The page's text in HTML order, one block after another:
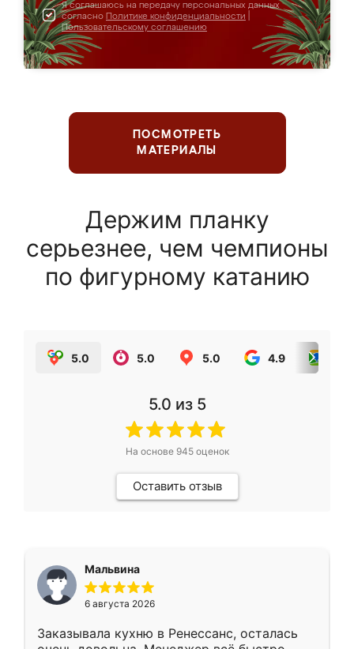
Я соглашаюсь на передачу персональных данных
согласно Политике конфиденциальности
Пользовательскому соглашению
ПОСМОТРЕТЬ
МАТЕРИАЛЫ
Держим планку
серьезнее, чем чемпионы
по фигурному катанию
5.0 5.0 5.0 4.9
5.0 из 5
На основе 945оценок
Оставить отзыв
Мальвина
6 августа 2026
Заказывала кухню в Ренессанс, осталась